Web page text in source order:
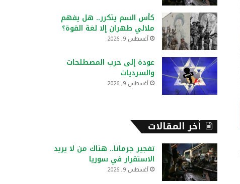
كأس السم يتكرر.. هل يفهم
ملالي طهران إلا لغة القوة؟
أغسطس 9, 2026
عودة إلى حرب المصطلحات
والسرديات
أغسطس 9, 2026
أخر المقالات
تفجير جرمانا.. هناك من لا يريد
الاستقرار في سوريا
أغسطس 9, 2026